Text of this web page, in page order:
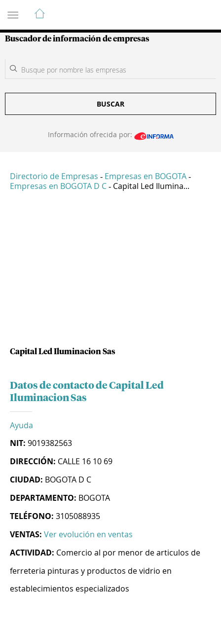
Guía de Empresas Colombianas
Buscador de información de empresas
BUSCAR
Información ofrecida por:
Directorio de Empresas - Empresas en BOGOTA -
Empresas en BOGOTA D C - Capital Led Ilumina...
Capital Led Iluminacion Sas
Datos de contacto de Capital Led
Iluminacion Sas
Ayuda
NIT: 9019382563
DIRECCIÓN: CALLE 16 10 69
CIUDAD: BOGOTA D C
DEPARTAMENTO: BOGOTA
TELÉFONO: 3105088935
VENTAS: Ver evolución en ventas
ACTIVIDAD: Comercio al por menor de articulos de
ferreteria pinturas y productos de vidrio en
establecimientos especializados